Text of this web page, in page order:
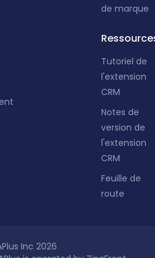
de marque
Tutoriel de
l'extension
CRM
Notes de
version de
l'extension
CRM
Feuille de
route
Inc 2026